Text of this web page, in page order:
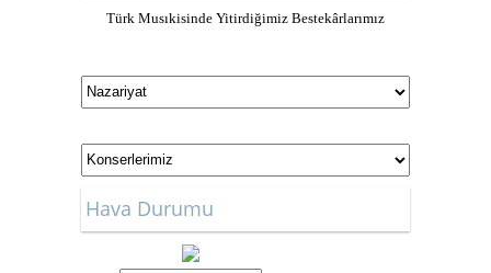
Türk Musıkisinde Yitirdiğimiz Bestekârlarımız
Hava Durumu